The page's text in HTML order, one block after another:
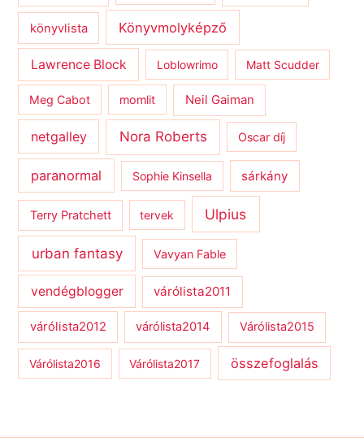
könyvlista Könyvmolyképző
Lawrence Block Loblowrimo Matt Scudder
Meg Cabot momlit Neil Gaiman
netgalley Nora Roberts Oscar díj
paranormal Sophie Kinsella sárkány
Terry Pratchett tervek Ulpius
urban fantasy Vavyan Fable
vendégblogger várólista2011
várólista2012 várólista2014 Várólista2015
Várólista2016 Várólista2017 összefoglalás